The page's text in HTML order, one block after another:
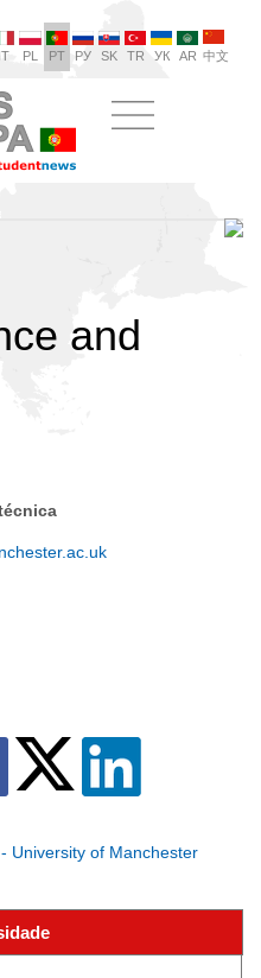
IT PL PT РУ SK TR УК AR 中文
and
University of Manchester